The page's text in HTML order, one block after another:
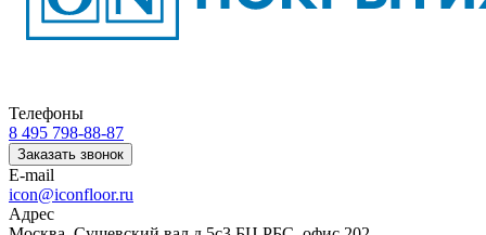
Телефоны
8 495 798-88-87
Заказать звонок
E-mail
icon@iconfloor.ru
Адрес